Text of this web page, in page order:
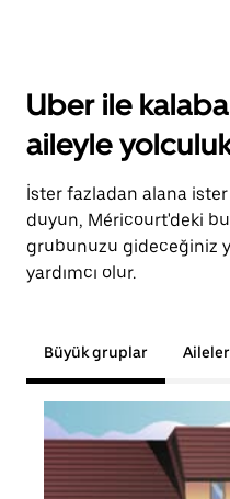
Uber ile
aileyle
İster fazladan alana
duyun, Méricourt'deki
grubunuzu gideceğiniz
yardımcı olur.
Büyük gruplar Aileler